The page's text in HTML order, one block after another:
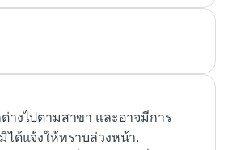
างไปตามสาขา และอาจมีการ
ได้แจ้งให้ทราบล่วงหน้า.